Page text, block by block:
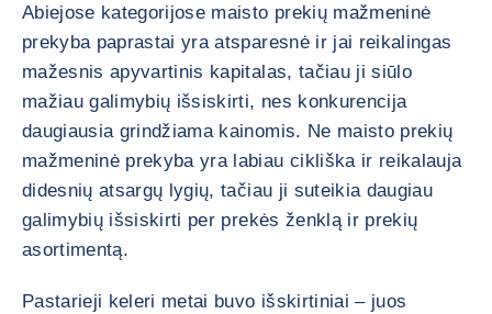
Abiejose kategorijose maisto prekių mažmeninė
prekyba paprastai yra atsparesnė ir jai reikalingas
mažesnis apyvartinis kapitalas, tačiau ji siūlo
mažiau galimybių išsiskirti, nes konkurencija
daugiausia grindžiama kainomis. Ne maisto prekių
mažmeninė prekyba yra labiau cikliška ir reikalauja
didesnių atsargų lygių, tačiau ji suteikia daugiau
galimybių išsiskirti per prekės ženklą ir prekių
asortimentą.
Pastarieji keleri metai buvo išskirtiniai – juos